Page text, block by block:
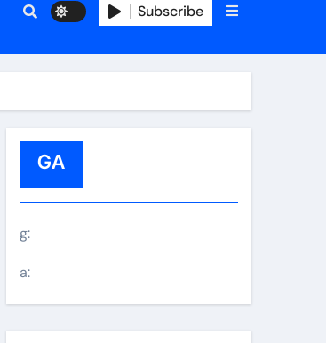
トラブル回避のリアルな裏技アドバイスも
Subscribe
GA
g:
a: